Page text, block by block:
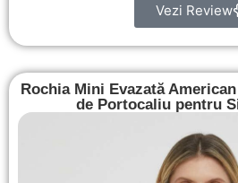
Vezi Review
Rochia Mini Evazată
de Portocaliu pentru